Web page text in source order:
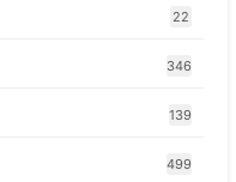
22
346
139
499